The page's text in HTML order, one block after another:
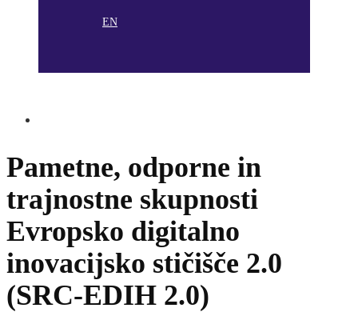
EN
Pametne, odporne in
trajnostne skupnosti
Evropsko digitalno
inovacijsko stičišče 2.0
(SRC-EDIH 2.0)